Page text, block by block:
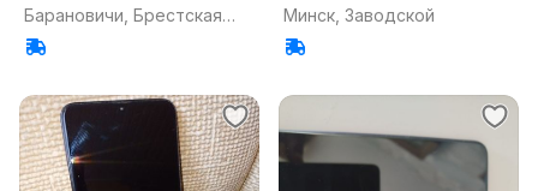
Барановичи, Брестская
обл.
Минск, Заводской